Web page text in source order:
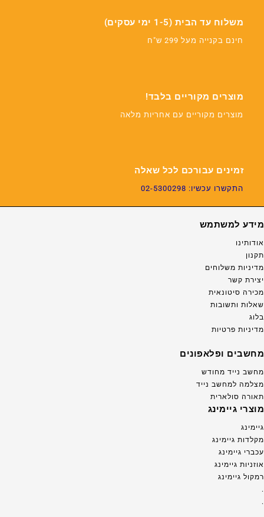
משלוח עד הבית (1-5 ימי עסקים)
חינם בקנייה מעל 299 ש"ח
מוצרים מקוריים בלבד!
מוצרים מקוריים עם אחריות מלאה
זמינים עבורכם לכל שאלה
התקשרו עכשיו: 02-5300298
מידע למשתמש
אודותינו
תקנון
מדיניות משלוחים
יצירת קשר
מכירה סיטונאית
שאלות ותשובות
בלוג
מדיניות פרטיות
מחשבים ופלאפונים
מחשב נייד מחודש
מצלמה למחשב נייד
תאורה סולארית
מוצרי גיימינג
גיימינג
מקלדות גיימינג
עכברי גיימינג
אוזניות גיימינג
רמקול גיימינג
.
.